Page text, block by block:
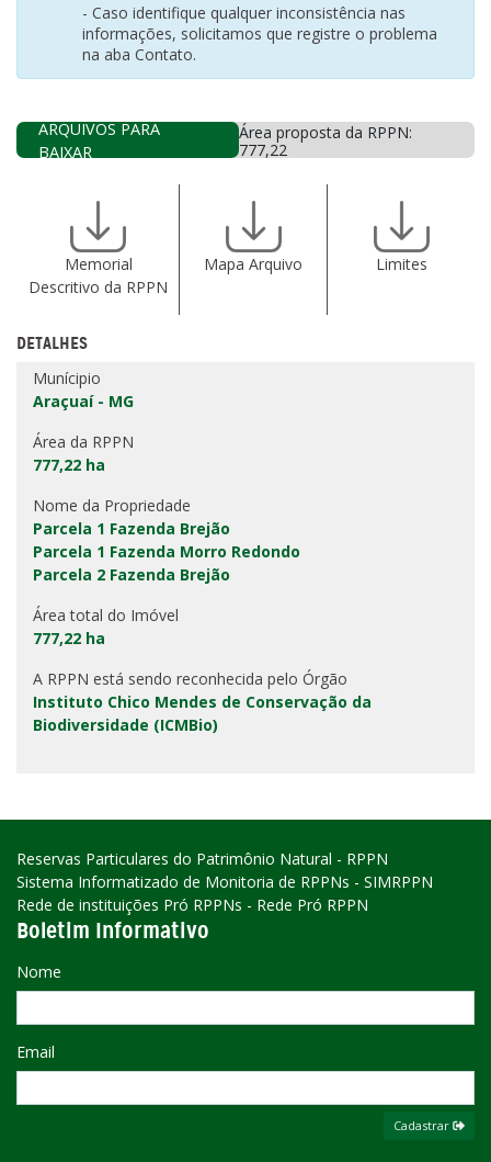
- Caso identifique qualquer inconsistência nas
informações, solicitamos que registre o problema
na aba Contato.
ARQUIVOS PARA
BAIXAR
Área proposta da RPPN:
777,22
Memorial
Descritivo da RPPN
Mapa Arquivo Limites
DETALHES
Munícipio
Araçuaí - MG
Área da RPPN
777,22 ha
Nome da Propriedade
Parcela 1 Fazenda Brejão
Parcela 1 Fazenda Morro Redondo
Parcela 2 Fazenda Brejão
Área total do Imóvel
777,22 ha
A RPPN está sendo reconhecida pelo Órgão
Instituto Chico Mendes de Conservação da
Biodiversidade (ICMBio)
Reservas Particulares do Patrimônio Natural - RPPN
Sistema Informatizado de Monitoria de RPPNs - SIMRPPN
Rede de instituições Pró RPPNs - Rede Pró RPPN
Boletim Informativo
Nome
Email
Cadastrar